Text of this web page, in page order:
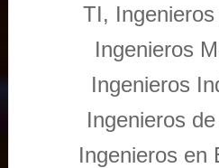
TI,
Ingenieros
Ingenieros
Ingenieros
Ingenieros en